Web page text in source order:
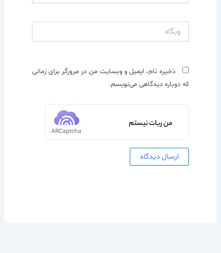
ذخیره نام، ایمیل و وبسایت من در مرورگر برای زمانی
که دوباره دیدگاهی می‌نویسم.
من ربات نیستم
ARCaptcha